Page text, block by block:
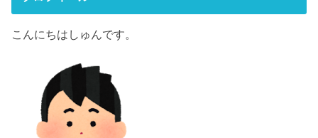
こんにちはしゅんです。